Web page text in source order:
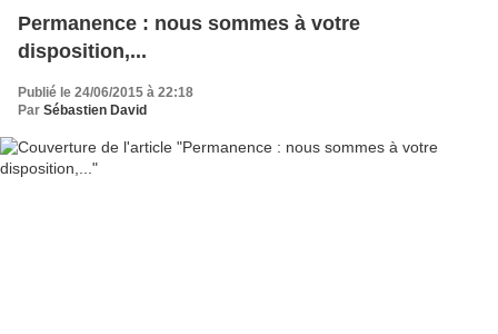
Permanence : nous sommes à votre
disposition,...
Publié le 24/06/2015 à 22:18
Par Sébastien David